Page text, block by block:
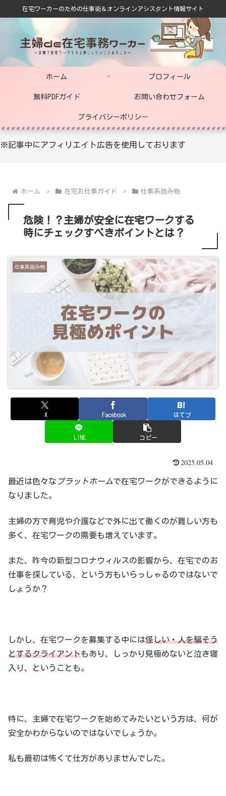
在宅ワーカーのための仕事術＆オンラインアシスタント情報サイト
ホーム プロフィール
無料PDFガイド お問い合わせフォーム
プライバシーポリシー
※記事中にアフィリエイト広告を使用しております
ホーム 在宅お仕事ガイド 仕事系読み物
危険！？主婦が安全に在宅ワークする
時にチェックすべきポイントとは？
仕事系読み物
X Facebook はてブ
LINE コピー
2025.05.04
最近は色々な プラットホームで在宅ワークができるように
なりました。
主婦の方で育児や介護などで外に出て働くのが難しい方も
多く、在宅ワークの需要も増えています。
また、昨今の新型コロナウィルスの影響から、在宅でのお
仕事を探している、という方もいらっしゃるのではないで
しょうか？
しかし、在宅ワークを募集する中には怪しい・人を騙そう
とするクライアントもあり、しっかり見極めないと泣き寝
入り、ということも。
特に、主婦で在宅ワークを始めてみたいという方は、何が
安全かわからないのではないでしょうか。
私も最初は怖くて仕方がありませんでした。